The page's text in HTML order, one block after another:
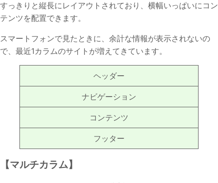
すっきりと縦長にレイアウトされており、横幅いっぱいにコン
テンツを配置できます。
スマートフォンで見たときに、余計な情報が表示されないの
で、最近1カラムのサイトが増えてきています。
ヘッダー
ナビゲーション
コンテンツ
フッター
【マルチカラム】